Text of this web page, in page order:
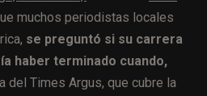
muchos periodistas locales
se preguntó si su carrera
haber terminado cuando,
del Times Argus, que cubre la